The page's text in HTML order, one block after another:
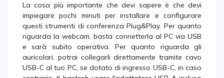
La cosa più importante che devi sapere è che devi
impiegare pochi minuti per installare e configurare
questi strumenti di conferenza Plug&Play. Per quanto
riguarda la webcam, basta connetterla al PC via USB
e sarà subito operativa. Per quanto riguarda gli
auricolari, potrai collegarli direttamente tramite cavo
USB-C al tuo PC, se dotato di ingresso USB-C, in caso